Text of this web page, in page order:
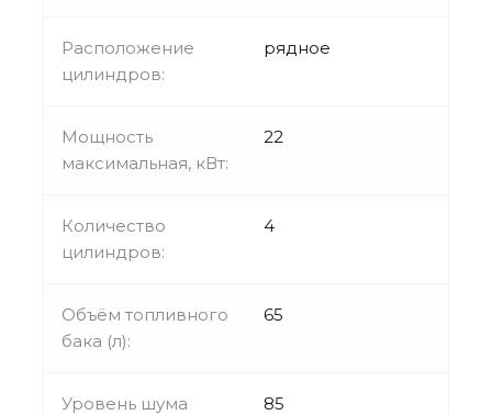
Расположение
цилиндров:
рядное
Мощность
максимальная, кВт:
22
Количество
цилиндров:
4
Объём топливного
бака (л):
65
Уровень шума
85